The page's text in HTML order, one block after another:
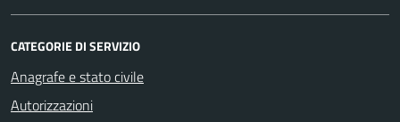
CATEGORIE DI SERVIZIO
Anagrafe e stato civile
Autorizzazioni